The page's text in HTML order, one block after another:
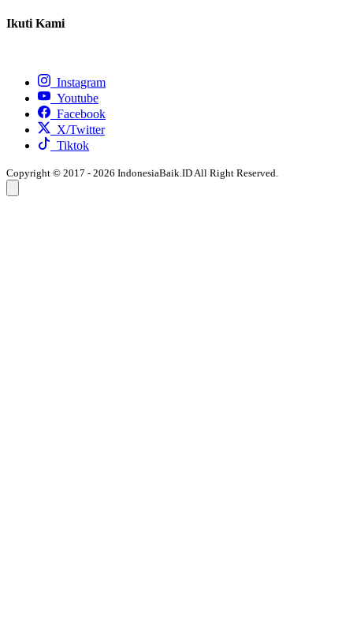
Ikuti Kami
Instagram
Youtube
Facebook
X/Twitter
Tiktok
Copyright © 2017 - 2026 IndonesiaBaik.ID All Right Reserved.